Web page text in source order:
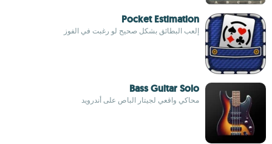
Pocket Estimation
إلعب البطائق بشكل صحيح لو رغبت في الفوز
Bass Guitar Solo
محاكي واقعي لجيتار الباص على أندرويد